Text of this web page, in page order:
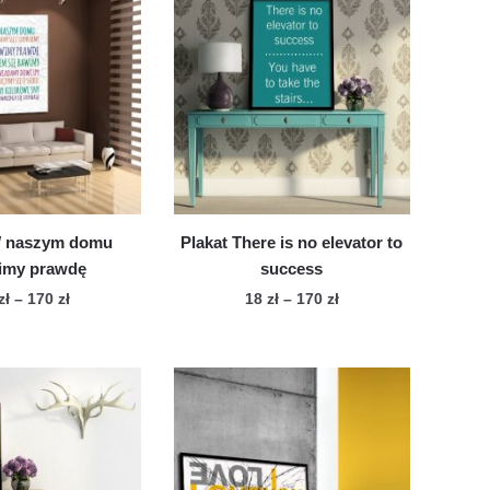
naszym domu
prawdę
– 170złZakres
do
170 zł
produkt
ma
wariantów.
Opcje
Plakat There is no elevator to
success
18 zł – 170 złZakres
18 zł
produkt
ma
wiele
wariantów.
Opcje